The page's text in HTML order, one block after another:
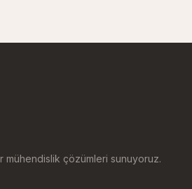
mühendislik çözümleri sunuyoruz.